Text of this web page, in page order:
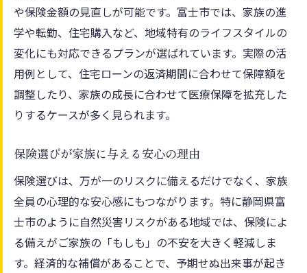
や保険金額の見直しが可能です。富士市では、家族の進
学や転勤、住宅購入など、地域特有のライフスタイルの
変化にも対応できるプランが選ばれています。実際の活
用例として、住宅ローンの返済期間に合わせて保障額を
調整したり、家族の成長に合わせて医療保障を拡充した
りするケースが多く見られます。
保険選びが家族に与える安心の理由
保険選びは、万が一のリスクに備えるだけでなく、家族
全員の心理的な安心感にもつながります。特に静岡県富
士市のように自然災害リスクがある地域では、保険によ
る備えがご家族の「もしも」の不安を大きく軽減しま
す。経済的な補償があることで、予期せぬ出来事が起き